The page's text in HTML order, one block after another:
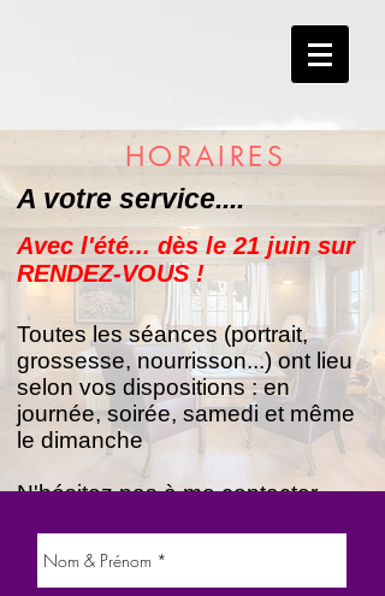
HORAIRES
A votre service....
Avec l'été... dès le 21 juin sur
RENDEZ-VOUS !
Toutes les séances (portrait,
grossesse, nourrisson...) ont lieu
selon vos dispositions : en
journée, soirée, samedi et même
le dimanche
N'hésitez pas à me contacter.